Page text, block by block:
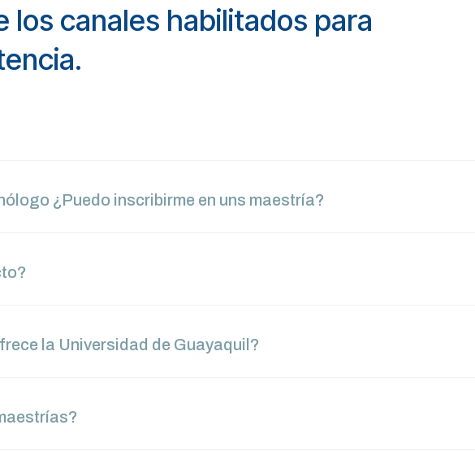
los canales habilitados para
¿Puedo inscribirme en uns maestría?
la Universidad de Guayaquil?